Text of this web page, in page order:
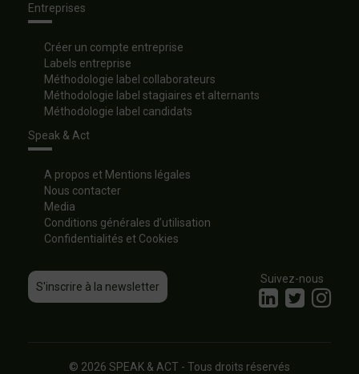
Entreprises
Créer un compte entreprise
Labels entreprise
Méthodologie label collaborateurs
Méthodologie label stagiaires et alternants
Méthodologie label candidats
Speak & Act
A propos et Mentions légales
Nous contacter
Media
Conditions générales d’utilisation
Confidentialités et Cookies
S'inscrire à la newsletter
Suivez-nous
© 2026 SPEAK & ACT - Tous droits réservés